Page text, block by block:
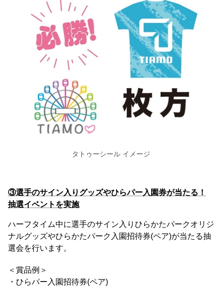
タトゥーシール イメージ
③選手のサイン入りグッズやひらパー入園券が当たる！
抽選イベントを実施
ハーフタイム中に選手のサイン入りひらかたパークオリジ
ナルグッズやひらかたパーク入園招待券(ペア)が当たる抽
選会を行います。
＜賞品例＞
・ひらパー入園招待券(ペア)